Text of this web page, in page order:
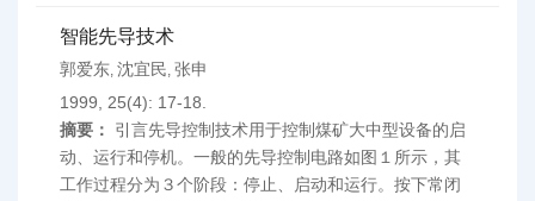
智能先导技术
郭爱东, 沈宜民, 张申
1999, 25(4): 17-18.
摘要：
引言先导控制技术用于控制煤矿大中型设备的启
动、运行和停机。一般的先导控制电路如图１所示，其
工作过程分为３个阶段：停止、启动和运行。按下常闭